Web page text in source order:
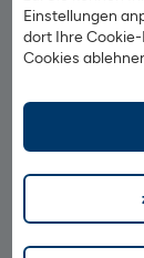
Einstellungen
dort Ihre
Cookies
Vertrag
Gemeinschaftskonto
Sparen